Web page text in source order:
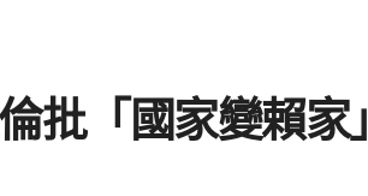
「國家變賴家」